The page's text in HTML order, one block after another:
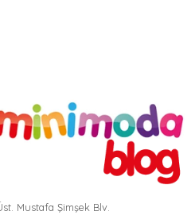
Mustafa Şimşek Blv.